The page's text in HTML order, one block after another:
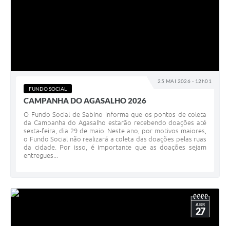
25 MAI 2026 - 12h01
FUNDO SOCIAL
CAMPANHA DO AGASALHO 2026
O Fundo Social de Sabino informa que os pontos de coleta
da Campanha do Agasalho estarão recebendo doações até
sexta-feira, dia 29 de maio. Neste ano, por motivos maiores,
o Fundo Social não realizará a coleta das doações pelas ruas
da cidade. Por isso, é importante que as doações sejam
entregues...
ABR
27